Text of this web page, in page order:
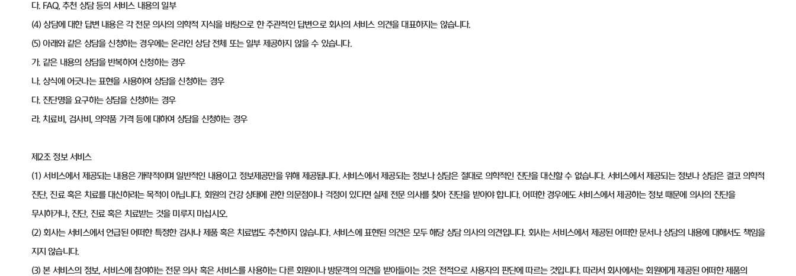
다. FAQ, 추천 상담 등의 서비스 내용의 일부
(4) 상담에 대한 답변 내용은 각 전문 의사의 의학적 지식을 바탕으로 한 주관적인 답변으로 회사의 서비스 의견을 대표하지는 않습니다.
(5) 아래와 같은 상담을 신청하는 경우에는 온라인 상담 전체 또는 일부 제공하지 않을 수 있습니다.
가. 같은 내용의 상담을 반복하여 신청하는 경우
나. 상식에 어긋나는 표현을 사용하여 상담을 신청하는 경우
다. 진단명을 요구하는 상담을 신청하는 경우
라. 치료비, 검사비, 의약품 가격 등에 대하여 상담을 신청하는 경우
제2조 정보 서비스
(1) 서비스에서 제공되는 내용은 개략적이며 일반적인 내용이고 정보제공만을 위해 제공됩니다. 서비스에서 제공되는 정보나 상담은 절대로 의학적인 진단을 대신할 수 없습니다. 서비스에서 제공되는 정보나 상담은 결코 의학적
진단, 진료 혹은 치료를 대신하려는 목적이 아닙니다. 회원의 건강 상태에 관한 의문점이나 걱정이 있다면 실제 전문 의사를 찾아 진단을 받아야 합니다. 어떠한 경우에도 서비스에서 제공하는 정보 때문에 의사의 진단을
무시하거나, 진단, 진료 혹은 치료받는 것을 미루지 마십시오.
(2) 회사는 서비스에서 언급된 어떠한 특정한 검사나 제품 혹은 치료법도 추천하지 않습니다. 서비스에 표현된 의견은 모두 해당 상담 의사의 의견입니다. 회사는 서비스에서 제공된 어떠한 문서나 상담의 내용에 대해서도 책임을
지지 않습니다.
(3) 본 서비스의 정보, 서비스에 참여하는 전문 의사 혹은 서비스를 사용하는 다른 회원이나 방문객의 의견을 받아들이는 것은 전적으로 사용자의 판단에 따르는 것입니다. 따라서 회사에서는 회원에게 제공된 어떠한 제품의